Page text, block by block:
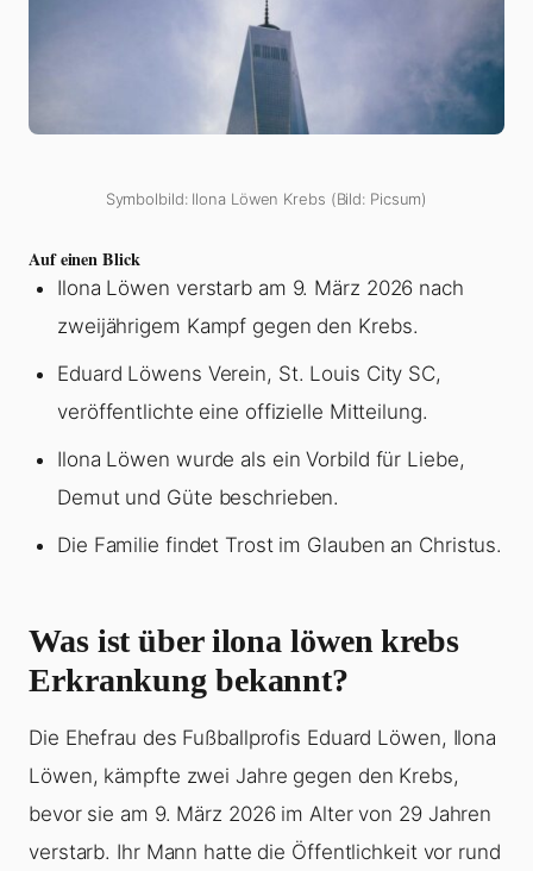
Symbolbild: Ilona Löwen Krebs (Bild: Picsum)
Auf einen Blick
Ilona Löwen verstarb am 9. März 2026 nach
zweijährigem Kampf gegen den Krebs.
Eduard Löwens Verein, St. Louis City SC,
veröffentlichte eine offizielle Mitteilung.
Ilona Löwen wurde als ein Vorbild für Liebe,
Demut und Güte beschrieben.
Die Familie findet Trost im Glauben an Christus.
Was ist über ilona löwen krebs
Erkrankung bekannt?
Die Ehefrau des Fußballprofis Eduard Löwen, Ilona
Löwen, kämpfte zwei Jahre gegen den Krebs,
bevor sie am 9. März 2026 im Alter von 29 Jahren
verstarb. Ihr Mann hatte die Öffentlichkeit vor rund